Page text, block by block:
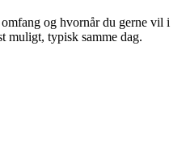
og hvornår du gerne vil i
muligt, typisk samme dag.